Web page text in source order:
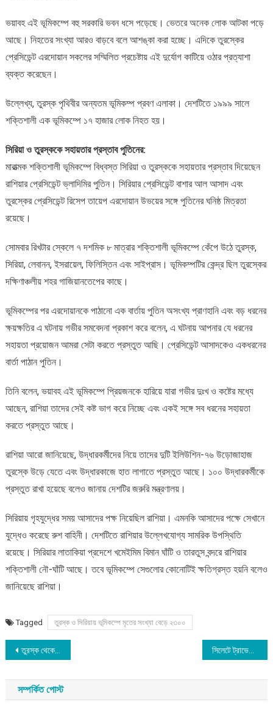
ভয়াবহ এই ভূমিকম্পে বহু সরকারি ভবন ধসে পড়েছে। ভেতরে অনেক লোক আটকা পড়ে
আছে। নিহতের সংখ্যা আরও বাড়বে বলে আশঙ্কা করা হচ্ছে। এদিকে তুরস্কের
প্রেসিডেন্ট এরদোয়ান সকলের সম্মিলিত প্রচেষ্টায় এই দুর্যোগ কাটিয়ে ওঠার প্রত্যাশা
ব্যক্ত করেছেন।
উল্লেখ্য, তুরস্ক পৃথিবীর অন্যতম ভূমিকম্প প্রবণ এলাকা। দেশটিতে ১৯৯৯ সালে
শক্তিশালী এক ভূমিকম্পে ১৭ হাজার লোক নিহত হয়।
সিরিয়া ও তুরস্ককে সহায়তার প্রস্তাব পুতিনের:
মারাত্মক শক্তিশালী ভূমিকম্পে বিধ্বস্ত সিরিয়া ও তুরস্ককে সহায়তার প্রস্তাব দিয়েছেন
রাশিয়ার প্রেসিডেন্ট ভ্লাদিমির পুতিন। সিরিয়ার প্রেসিডেন্ট বাশার আল আসাদ এবং
তুরস্কের প্রেসিডেন্ট রিসেপ তায়েপ এরদোয়ান উভয়ের সঙ্গে পুতিনের ঘনিষ্ঠ মিত্রতা
রয়েছে।
সোমবার রিখটার স্কেলে ৭ দশমিক ৮ মাত্রার শক্তিশালী ভূমিকম্পে কেঁপে উঠে তুরস্ক,
সিরিয়া, লেবানন, ইসরায়েল, ফিলিস্তিন এবং সাইপ্রাস। ভূমিকম্পটির কেন্দ্র ছিল তুরস্কের
দক্ষিণাঞ্চলীয় শহর গাজিয়ানতেপের কাছে।
ভূমিকম্পের পর এরদোয়ানকে পাঠানো এক বার্তায় পুতিন অসংখ্য প্রাণহানি এবং বড় ধরনের
ক্ষয়ক্ষতির এ ঘটনায় গভীর সমবেদনা প্রকাশ করে বলেন, এ ঘটনায় আপনার যে ধরনের
সহায়তা প্রয়োজন আমরা সেটা করতে প্রস্তুত আছি। প্রেসিডেন্ট আসাদকেও একধরনের
বার্তা পাঠান পুতিন।
তিনি বলেন, ভয়াবহ এই ভূমিকম্পে প্রিয়জনকে হারিয়ে যারা গভীর দুঃখ ও কষ্টের মধ্যে
আছেন, রাশিয়া তাদের সেই কষ্ট ভাগ করে নিচ্ছে এবং একই সঙ্গে সব ধরনের সহায়তা
করতে প্রস্তুত আছে।
রাশিয়া আরো জানিয়েছে, উদ্ধারকর্মীদের নিয়ে তাদের দুটি ইলিউশিন-৭৬ উড়োজাহাজ
তুরস্কে উড়ে যেতে এবং উদ্ধারকাজে হাত লাগাতে প্রস্তুত আছে। ১০০ উদ্ধারকর্মীকে
প্রস্তুত রাখা হয়েছে বলেও জানায় দেশটির জরুরি মন্ত্রণালয়।
সিরিয়ায় গৃহযুদ্ধের সময় আসাদের পক্ষ নিয়েছিল রাশিয়া। এমনকি আসাদের পক্ষে সেখানে
যুদ্ধেও করেছে রুশ বাহিনী। দেশটিতে রাশিয়ার উল্লেখযোগ্য সামরিক উপস্থিতি
রয়েছে। সিরিয়ার লাতাকিয়া প্রদেশে খমেইমিম বিমান ঘাঁটি ও তারতুস বন্দরে রাশিয়ার
শক্তিশালী নৌ-ঘাঁটি আছে। তবে ভূমিকম্পে সেগুলোর কোনোটিই ক্ষতিগ্রস্ত হয়নি বলেও
জানিয়েছে রাশিয়া।
Tagged তুরস্ক ও সিরিয়ায় ভূমিকম্পে মৃতের সংখ্যা বেড়ে ২৩০০
Post
navigation
তুরস্ক থেকে আপনার নোংরা হাত সরিয়ে নিন – তুর্কি স্বরাষ্ট্রমন্ত্রী সিলেটে ট্রাভেল পার্টনারদের পুরস্কৃত করেছে নভোএয়ার
সম্পর্কিত পোস্ট